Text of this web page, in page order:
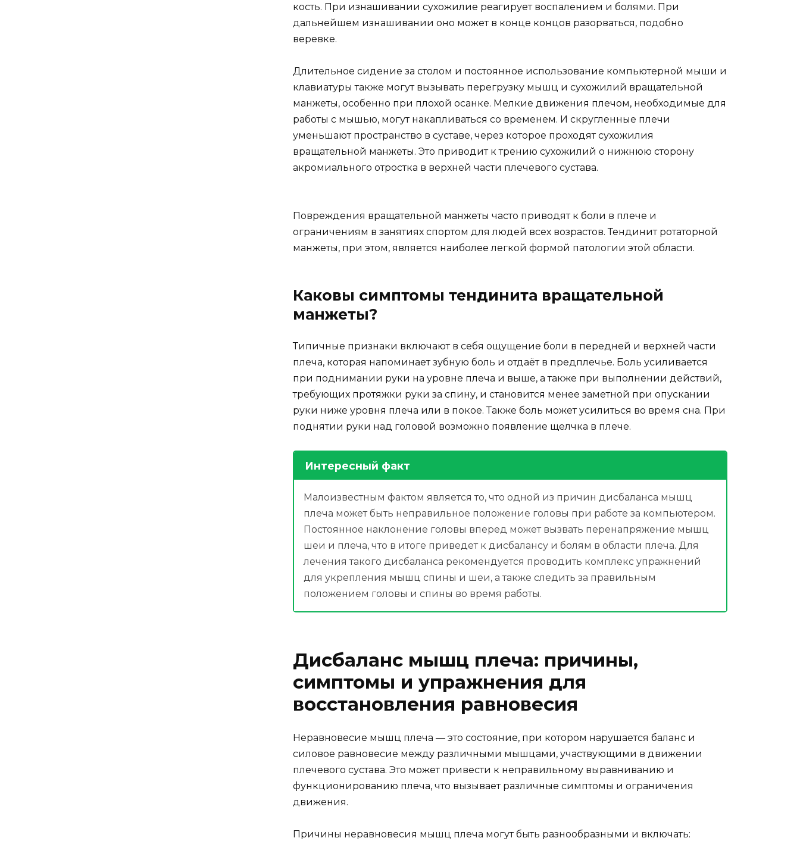
кость. При изнашивании сухожилие реагирует воспалением и болями. При
дальнейшем изнашивании оно может в конце концов разорваться, подобно
веревке.
Длительное сидение за столом и постоянное использование компьютерной мыши и
клавиатуры также могут вызывать перегрузку мышц и сухожилий вращательной
манжеты, особенно при плохой осанке. Мелкие движения плечом, необходимые для
работы с мышью, могут накапливаться со временем. И скругленные плечи
уменьшают пространство в суставе, через которое проходят сухожилия
вращательной манжеты. Это приводит к трению сухожилий о нижнюю сторону
акромиального отростка в верхней части плечевого сустава.
Повреждения вращательной манжеты часто приводят к боли в плече и
ограничениям в занятиях спортом для людей всех возрастов. Тендинит ротаторной
манжеты, при этом, является наиболее легкой формой патологии этой области.
Каковы симптомы тендинита вращательной
манжеты?
Типичные признаки включают в себя ощущение боли в передней и верхней части
плеча, которая напоминает зубную боль и отдаёт в предплечье. Боль усиливается
при поднимании руки на уровне плеча и выше, а также при выполнении действий,
требующих протяжки руки за спину, и становится менее заметной при опускании
руки ниже уровня плеча или в покое. Также боль может усилиться во время сна. При
поднятии руки над головой возможно появление щелчка в плече.
Интересный факт
Малоизвестным фактом является то, что одной из причин дисбаланса мышц
плеча может быть неправильное положение головы при работе за компьютером.
Постоянное наклонение головы вперед может вызвать перенапряжение мышц
шеи и плеча, что в итоге приведет к дисбалансу и болям в области плеча. Для
лечения такого дисбаланса рекомендуется проводить комплекс упражнений
для укрепления мышц спины и шеи, а также следить за правильным
положением головы и спины во время работы.
Дисбаланс мышц плеча: причины,
симптомы и упражнения для
восстановления равновесия
Неравновесие мышц плеча — это состояние, при котором нарушается баланс и
силовое равновесие между различными мышцами, участвующими в движении
плечевого сустава. Это может привести к неправильному выравниванию и
функционированию плеча, что вызывает различные симптомы и ограничения
движения.
Причины неравновесия мышц плеча могут быть разнообразными и включать: